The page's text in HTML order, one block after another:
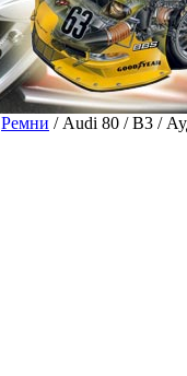
Ремни / Audi 80 / B3 /